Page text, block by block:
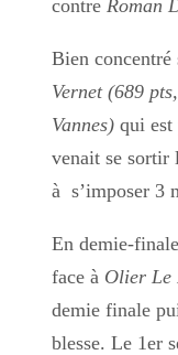
contre Roman
Bien concentré
Vernet (689
Vannes) qui est
venait se sortir
à s’imposer 3
En demie-
face à Olier Le
demie finale
blesse. Le 1er